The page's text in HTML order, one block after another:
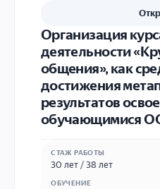
Организация
деятельности
общения», как
достижения
результатов
обучающимися
СТАЖ РАБОТЫ
30 лет / 38 лет
ОБУЧЕНИЕ